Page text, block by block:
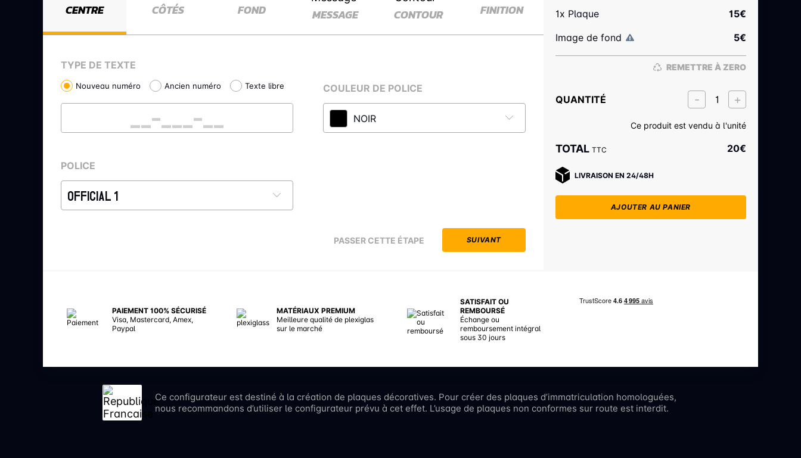
CENTRE CÔTÉS FOND MESSAGE CONTOUR FINITION
TYPE DE TEXTE
Nouveau numéro Ancien numéro Texte libre COULEUR DE POLICE
NOIR
POLICE
OFFICIAL 1
PASSER CETTE ÉTAPE SUIVANT
1x Plaque 15€
Image de fond
5€
REMETTRE À ZERO
QUANTITÉ
Ce produit est vendu à l'unité
TOTAL TTC 20€
LIVRAISON EN 24/48H
AJOUTER AU PANIER
PAIEMENT 100% SÉCURISÉ
Visa, Mastercard, Amex,
Paypal
MATÉRIAUX PREMIUM
Meilleure qualité de plexiglas
sur le marché
SATISFAIT OU
REMBOURSÉ
Échange ou
remboursement intégral
sous 30 jours
Ce configurateur est destiné à la création de plaques décoratives. Pour créer des plaques d’immatriculation homologuées,
nous recommandons d’utiliser le configurateur prévu à cet effet. L’usage de plaques non conformes sur route est interdit.